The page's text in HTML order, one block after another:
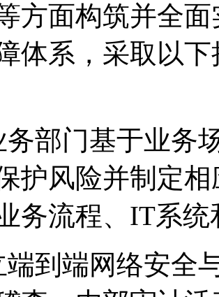
方面构筑并全
体系，采取
业务部门基于业务
护风险并制定相
务流程、IT系
立端到端网络安全